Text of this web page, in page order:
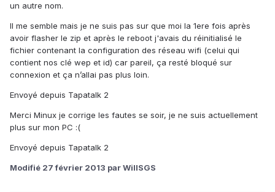
un autre nom.
Il me semble mais je ne suis pas sur que moi la 1ere fois après
avoir flasher le zip et après le reboot j'avais du réinitialisé le
fichier contenant la configuration des réseau wifi (celui qui
contient nos clé wep et id) car pareil, ça resté bloqué sur
connexion et ça n’allai pas plus loin.
Envoyé depuis Tapatalk 2
Merci Minux je corrige les fautes se soir, je ne suis actuellement
plus sur mon PC :(
Envoyé depuis Tapatalk 2
Modifié 27 février 2013 par WillSGS